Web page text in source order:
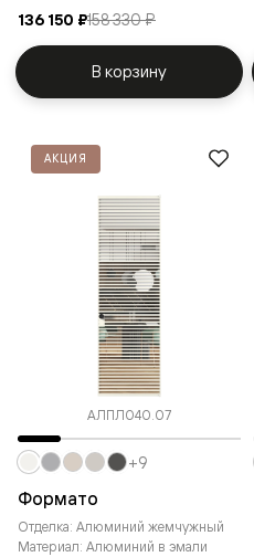
136 150 ₽158 330 ₽
В корзину
АКЦИЯ
АЛПЛ040.07
Формато
Отделка: Алюминий жемчужный
Материал: Алюминий в эмали
+9